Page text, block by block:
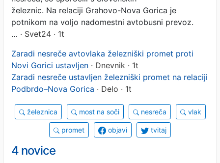
železnic. Na relaciji Grahovo-Nova Gorica je
potnikom na voljo nadomestni avtobusni prevoz.
… · Svet24 · 1t
Zaradi nesreče avtovlaka železniški promet proti
Novi Gorici ustavljen · Dnevnik · 1t
Zaradi nesreče ustavljen železniški promet na relaciji
Podbrdo–Nova Gorica · Delo · 1t
železnica most na soči nesreča vlak
promet objavi tvitaj
4 novice